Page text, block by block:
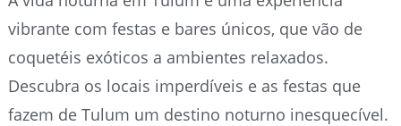
vibrante com festas e bares únicos, que vão de
coquetéis exóticos a ambientes relaxados.
Descubra os locais imperdíveis e as festas que
fazem de Tulum um destino noturno inesquecível.